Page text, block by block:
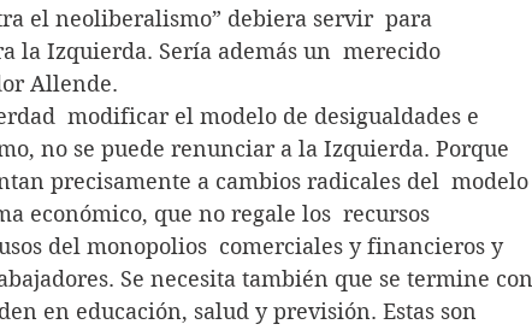
el neoliberalismo” debiera servir  para
la Izquierda. Sería además un  merecido
Allende.
modificar el modelo de desigualdades e
no se puede renunciar a la Izquierda. Porque
precisamente a cambios radicales del  modelo
económico, que no regale los  recursos
del monopolios  comerciales y financieros y
Se necesita también que se termine con
en educación, salud y previsión. Estas son